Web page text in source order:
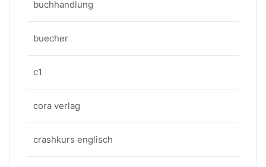
buchhandlung
buecher
c1
cora verlag
crashkurs englisch